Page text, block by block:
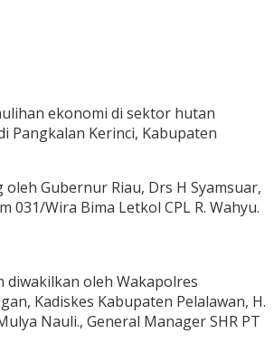
ekonomi di sektor hutan
Pangkalan Kerinci, Kabupaten
Gubernur Riau, Drs H Syamsuar,
031/Wira Bima Letkol CPL R. Wahyu.
diwakilkan oleh Wakapolres
Kadiskes Kabupaten Pelalawan, H.
Nauli., General Manager SHR PT